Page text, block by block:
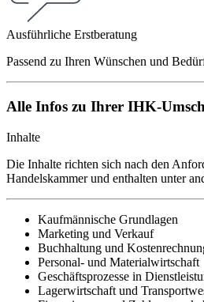
Ausführliche Erstberatung
Passend zu Ihren Wünschen und
Alle Infos zu Ihrer IHK-
Inhalte
Die Inhalte richten sich nach den
Handelskammer und enthalten unter
Kaufmännische Grundlagen
Marketing und Verkauf
Buchhaltung und
Personal- und Materialwirtschaft
Geschäftsprozesse in
Lagerwirtschaft und